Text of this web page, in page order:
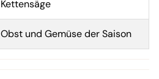
Kettensäge
Obst und Gemüse der Saison